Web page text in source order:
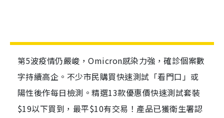
第5波疫情仍嚴峻，Omicron感染力強，確診個案數
字持續高企。不少市民購買快速測試「看門口」或
陽性後作每日檢測。精選13款優惠價快速測試套裝
$19以下買到，最平$10有交易！產品已獲衛生署認